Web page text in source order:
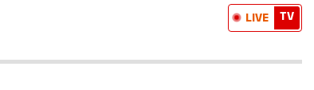
LIVE TV